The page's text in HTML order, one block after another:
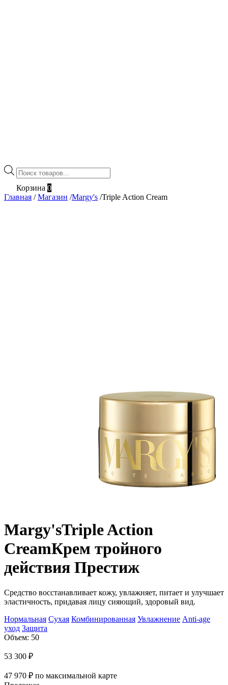
Поиск
товаров
Корзина 0
Главная / Магазин /Margy's /Triple Action Cream
Margy'sTriple Action
CreamКрем тройного
действия Престиж
Средство восстанавливает кожу, увлажняет, питает и улучшает
эластичность, придавая лицу сияющий, здоровый вид.
Нормальная Сухая Комбинированная Увлажнение Anti-age
уход Защита
Объем: 50
53 300 ₽
47 970 ₽ по максимальной карте